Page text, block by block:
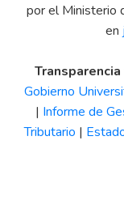
por el Ministerio
en
Gobierno
| Informe de
Tributario |